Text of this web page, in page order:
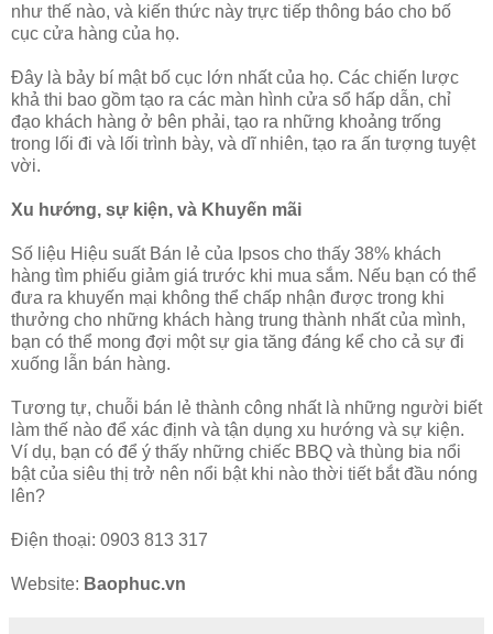
như thế nào, và kiến ​​thức này trực tiếp thông báo cho bố
cục cửa hàng của họ.
Đây là bảy bí mật bố cục lớn nhất của họ. Các chiến lược
khả thi bao gồm tạo ra các màn hình cửa sổ hấp dẫn, chỉ
đạo khách hàng ở bên phải, tạo ra những khoảng trống
trong lối đi và lối trình bày, và dĩ nhiên, tạo ra ấn tượng tuyệt
vời.
Xu hướng, sự kiện, và Khuyến mãi
Số liệu Hiệu suất Bán lẻ của Ipsos cho thấy 38% khách
hàng tìm phiếu giảm giá trước khi mua sắm. Nếu bạn có thể
đưa ra khuyến mại không thể chấp nhận được trong khi
thưởng cho những khách hàng trung thành nhất của mình,
bạn có thể mong đợi một sự gia tăng đáng kể cho cả sự đi
xuống lẫn bán hàng.
Tương tự, chuỗi bán lẻ thành công nhất là những người biết
làm thế nào để xác định và tận dụng xu hướng và sự kiện.
Ví dụ, bạn có để ý thấy những chiếc BBQ và thùng bia nổi
bật của siêu thị trở nên nổi bật khi nào thời tiết bắt đầu nóng
lên?
Điện thoại: 0903 813 317
Website: Baophuc.vn